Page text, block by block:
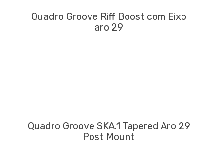
Quadro Groove Riff Boost com Eixo
aro 29
Quadro Groove SKA.1 Tapered Aro 29
Post Mount